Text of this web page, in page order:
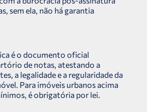
sem ela, não há garantia
é o documento oficial
de notas, atestando a
a legalidade e a regularidade da
Para imóveis urbanos acima
é obrigatória por lei.